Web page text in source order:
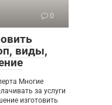
0
виды,
Многие
за услуги
изготовить